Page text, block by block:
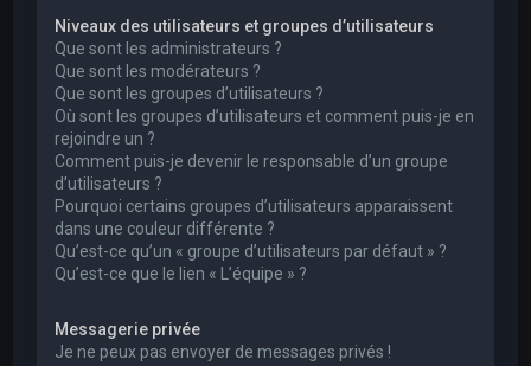
Niveaux des utilisateurs et groupes d’utilisateurs
Que sont les administrateurs ?
Que sont les modérateurs ?
Que sont les groupes d’utilisateurs ?
Où sont les groupes d’utilisateurs et comment puis-je en
rejoindre un ?
Comment puis-je devenir le responsable d’un groupe
d’utilisateurs ?
Pourquoi certains groupes d’utilisateurs apparaissent
dans une couleur différente ?
Qu’est-ce qu’un « groupe d’utilisateurs par défaut » ?
Qu’est-ce que le lien « L’équipe » ?
Messagerie privée
Je ne peux pas envoyer de messages privés !